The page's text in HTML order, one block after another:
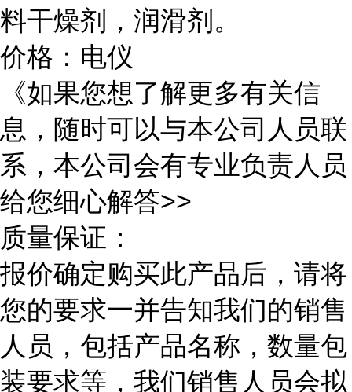
料干燥剂，润滑剂。
价格：电仪
《如果您想了解更多有关信
息，随时可以与本公司人员联
系，本公司会有专业负责人员
给您细心解答>>
质量保证：
报价确定购买此产品后，请将
您的要求一并告知我们的销售
人员，包括产品名称，数量包
装要求等，我们销售人员会拟